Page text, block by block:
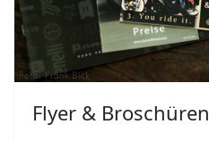
Flyer & Broschüren